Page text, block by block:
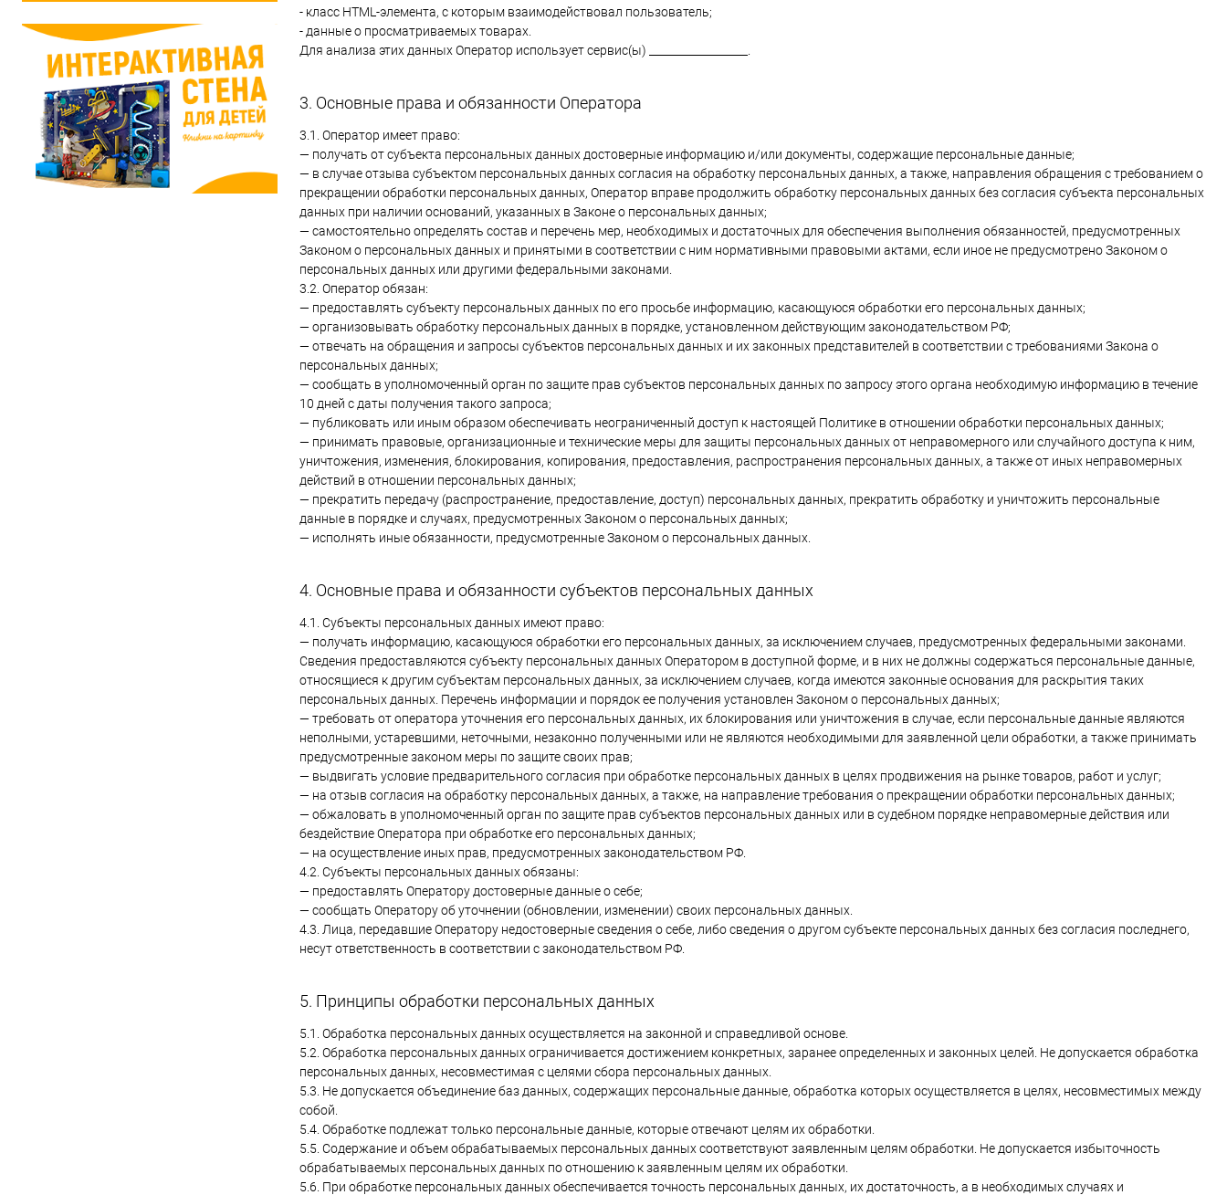
- класс HTML-элемента, с которым взаимодействовал пользователь;
- данные о просматриваемых товарах.
Для анализа этих данных Оператор использует сервис(ы) __________________.
3. Основные права и обязанности Оператора
3.1. Оператор имеет право:
— получать от субъекта персональных данных достоверные информацию и/или документы, содержащие персональные данные;
— в случае отзыва субъектом персональных данных согласия на обработку персональных данных, а также, направления обращения с требованием о
прекращении обработки персональных данных, Оператор вправе продолжить обработку персональных данных без согласия субъекта персональных
данных при наличии оснований, указанных в Законе о персональных данных;
— самостоятельно определять состав и перечень мер, необходимых и достаточных для обеспечения выполнения обязанностей, предусмотренных
Законом о персональных данных и принятыми в соответствии с ним нормативными правовыми актами, если иное не предусмотрено Законом о
персональных данных или другими федеральными законами.
3.2. Оператор обязан:
— предоставлять субъекту персональных данных по его просьбе информацию, касающуюся обработки его персональных данных;
— организовывать обработку персональных данных в порядке, установленном действующим законодательством РФ;
— отвечать на обращения и запросы субъектов персональных данных и их законных представителей в соответствии с требованиями Закона о
персональных данных;
— сообщать в уполномоченный орган по защите прав субъектов персональных данных по запросу этого органа необходимую информацию в течение
10 дней с даты получения такого запроса;
— публиковать или иным образом обеспечивать неограниченный доступ к настоящей Политике в отношении обработки персональных данных;
— принимать правовые, организационные и технические меры для защиты персональных данных от неправомерного или случайного доступа к ним,
уничтожения, изменения, блокирования, копирования, предоставления, распространения персональных данных, а также от иных неправомерных
действий в отношении персональных данных;
— прекратить передачу (распространение, предоставление, доступ) персональных данных, прекратить обработку и уничтожить персональные
данные в порядке и случаях, предусмотренных Законом о персональных данных;
— исполнять иные обязанности, предусмотренные Законом о персональных данных.
4. Основные права и обязанности субъектов персональных данных
4.1. Субъекты персональных данных имеют право:
— получать информацию, касающуюся обработки его персональных данных, за исключением случаев, предусмотренных федеральными законами.
Сведения предоставляются субъекту персональных данных Оператором в доступной форме, и в них не должны содержаться персональные данные,
относящиеся к другим субъектам персональных данных, за исключением случаев, когда имеются законные основания для раскрытия таких
персональных данных. Перечень информации и порядок ее получения установлен Законом о персональных данных;
— требовать от оператора уточнения его персональных данных, их блокирования или уничтожения в случае, если персональные данные являются
неполными, устаревшими, неточными, незаконно полученными или не являются необходимыми для заявленной цели обработки, а также принимать
предусмотренные законом меры по защите своих прав;
— выдвигать условие предварительного согласия при обработке персональных данных в целях продвижения на рынке товаров, работ и услуг;
— на отзыв согласия на обработку персональных данных, а также, на направление требования о прекращении обработки персональных данных;
— обжаловать в уполномоченный орган по защите прав субъектов персональных данных или в судебном порядке неправомерные действия или
бездействие Оператора при обработке его персональных данных;
— на осуществление иных прав, предусмотренных законодательством РФ.
4.2. Субъекты персональных данных обязаны:
— предоставлять Оператору достоверные данные о себе;
— сообщать Оператору об уточнении (обновлении, изменении) своих персональных данных.
4.3. Лица, передавшие Оператору недостоверные сведения о себе, либо сведения о другом субъекте персональных данных без согласия последнего,
несут ответственность в соответствии с законодательством РФ.
5. Принципы обработки персональных данных
5.1. Обработка персональных данных осуществляется на законной и справедливой основе.
5.2. Обработка персональных данных ограничивается достижением конкретных, заранее определенных и законных целей. Не допускается обработка
персональных данных, несовместимая с целями сбора персональных данных.
5.3. Не допускается объединение баз данных, содержащих персональные данные, обработка которых осуществляется в целях, несовместимых между
собой.
5.4. Обработке подлежат только персональные данные, которые отвечают целям их обработки.
5.5. Содержание и объем обрабатываемых персональных данных соответствуют заявленным целям обработки. Не допускается избыточность
обрабатываемых персональных данных по отношению к заявленным целям их обработки.
5.6. При обработке персональных данных обеспечивается точность персональных данных, их достаточность, а в необходимых случаях и